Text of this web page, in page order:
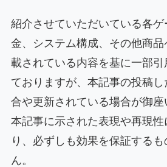
紹介させていただいている各
金、システム構成、その他商
載されている内容を基に一部
ておりますが、本記事の投稿
合や更新されている場合が御座
本記事に示された表現や再現
り、必ずしも効果を保証する
ん。